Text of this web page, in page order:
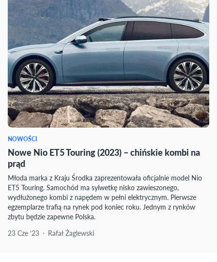
NOWOŚCI
Nowe Nio ET5 Touring (2023) – chińskie kombi na
prąd
Młoda marka z Kraju Środka zaprezentowała oficjalnie model Nio
ET5 Touring. Samochód ma sylwetkę nisko zawieszonego,
wydłużonego kombi z napędem w pełni elektrycznym. Pierwsze
egzemplarze trafią na rynek pod koniec roku. Jednym z rynków
zbytu będzie zapewne Polska.
23 Cze ‘23
Rafał Żaglewski